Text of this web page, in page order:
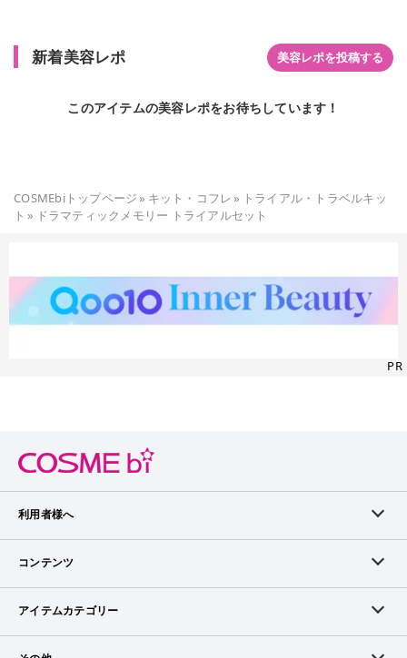
新着美容レポ 美容レポを投稿する
このアイテムの美容レポをお待ちしています！
COSMEbiトップページ» キット・コフレ» トライアル・トラベルキッ
ト » ドラマティックメモリー トライアルセット
PR
利用者様へ
メンバーログイン
メンバー会員について
コンテンツ
ランキング
アイテムカテゴリー
スキンケア